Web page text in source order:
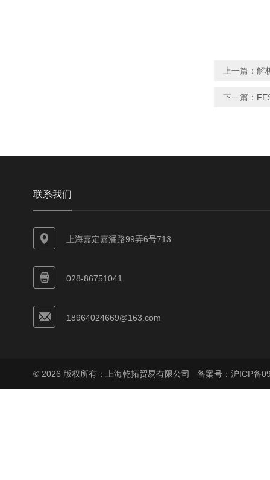
上一篇： 解
下一篇：
联系我们
上海嘉定嘉涌路99弄6号713
028-86751041
18964024669@163.com
© 2026 版权所有：上海乾拓贸易有限公司 备案号：沪ICP备